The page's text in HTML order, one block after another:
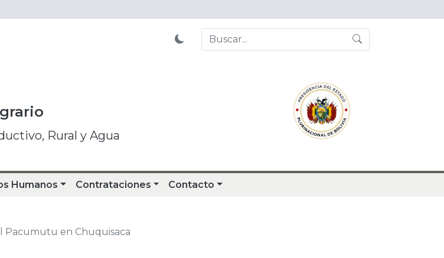
Rural y Agua
Humanos Contrataciones Contacto
Pacumutu en Chuquisaca